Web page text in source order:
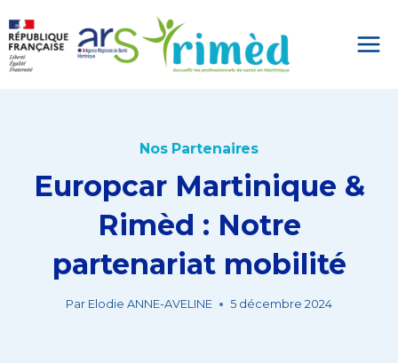
au
contenu
Nos Partenaires
Europcar Martinique &
Rimèd : Notre
partenariat mobilité
Par Elodie ANNE-AVELINE 5 décembre 2024